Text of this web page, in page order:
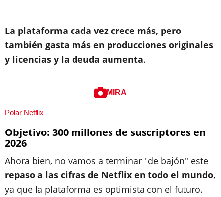
La plataforma cada vez crece más, pero
también gasta más en producciones originales
y licencias y la deuda aumenta.
MIRA
Polar Netflix
Objetivo: 300 millones de suscriptores en
2026
Ahora bien, no vamos a terminar ''de bajón'' este
repaso a las cifras de Netflix en todo el mundo,
ya que la plataforma es optimista con el futuro.